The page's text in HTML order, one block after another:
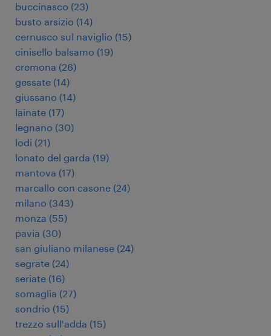
buccinasco (23)
busto arsizio (14)
cernusco sul naviglio (15)
cinisello balsamo (19)
cremona (26)
gessate (14)
giussano (14)
lainate (17)
legnano (30)
lodi (21)
lonato del garda (19)
mantova (17)
marcallo con casone (24)
milano (343)
monza (55)
pavia (30)
san giuliano milanese (24)
segrate (24)
seriate (16)
somaglia (27)
sondrio (15)
trezzo sull'adda (15)